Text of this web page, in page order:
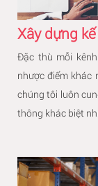
Xây dựng
Đặc thù mỗi
nhược điểm khác
chúng tôi luôn
thông khác biệt